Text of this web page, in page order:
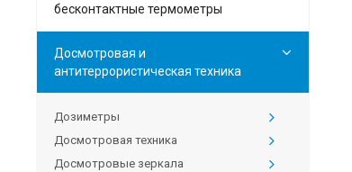
бесконтактные термометры
Досмотровая и
антитеррористическая техника
Дозиметры
Досмотровая техника
Досмотровые зеркала